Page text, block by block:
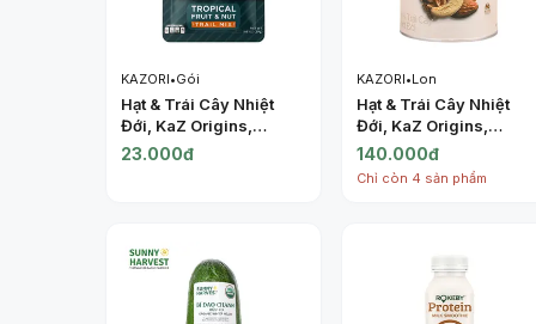
KAZORI•Gói
Hạt & Trái Cây Nhiệt
Đới, KaZ Origins,
Tropical Fruit & Nut
23.000đ
KAZORI•Lon
Hạt & Trái Cây Nhiệt
Đới, KaZ Origins,
Tropical Fruit & Nut
Trail Mix, 6.3 oz (180g)
140.000đ
Chỉ còn 4 sản phẩm